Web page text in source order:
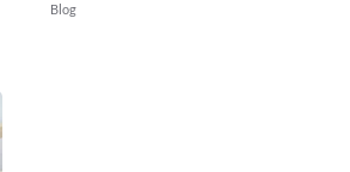
Blog